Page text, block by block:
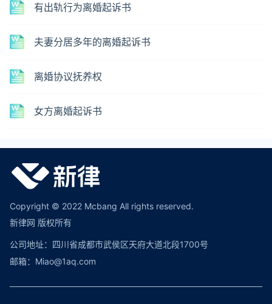
有出轨行为离婚起诉书
夫妻分居多年的离婚起诉书
离婚协议抚养权
女方离婚起诉书
Copyright © 2022 Mcbang All rights reserved.
新律网 版权所有
公司地址：四川省成都市武侯区天府大道北段1700号
邮箱：Miao@1aq.com